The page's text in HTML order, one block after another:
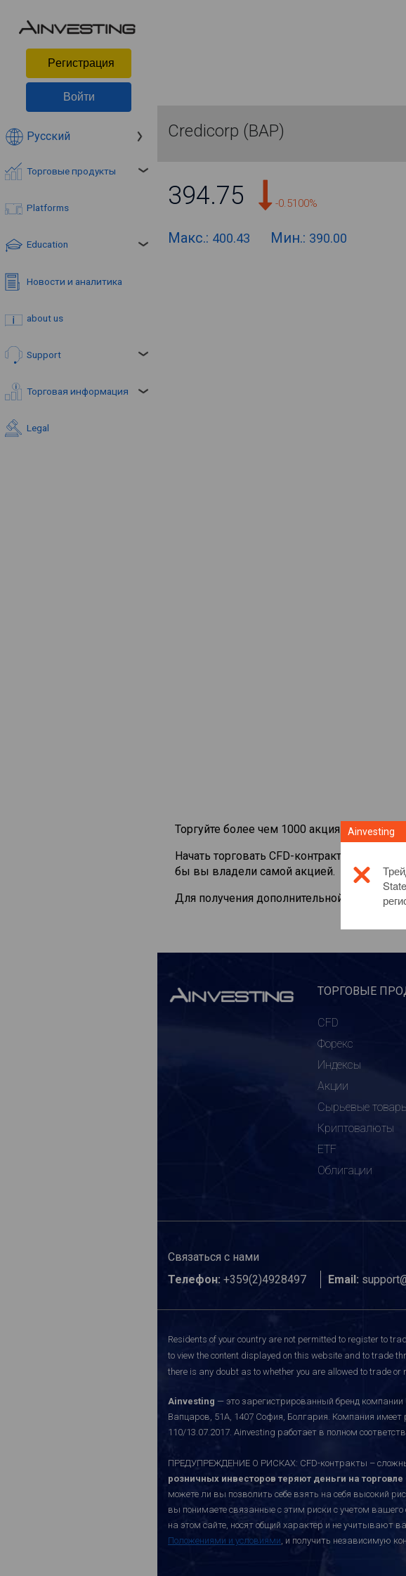
Pегистрация
Войти
Русский
Торговые продукты
Platforms
Education
Новости и аналитика
about us
Support
Торговая информация
Legal
Credicorp (BAP)
394.75 -0.5100%
Макс.: 400.43 Мин.: 390.00
Торгуйте более чем 1000 акциями со
Начать торговать CFD-контрактами на
бы вы владели самой акцией.
Для получения дополнительной
ТОРГОВЫЕ
CFD
Форекс
Индексы
Акции
Сырьевые
Криптовалюты
ETF
Облигации
Связаться с нами
Телефон: +359(2)4928497 Email:
Residents of your country are not permitted to register to
to view the content displayed on this website and to trade
there is any doubt as to whether you are allowed to trade or
Ainvesting — это зарегистрированный бренд
Вапцаров, 51A, 1407 София, Болгария. Компания имеет
110/13.07.2017. Ainvesting работает в полном
ПРЕДУПРЕЖДЕНИЕ О РИСКАХ: CFD-контракты – сложные
розничных инвесторов теряют деньги на
можете ли вы позволить себе взять на себя высокий
вы понимаете связанные с этим риски с учетом
на этом сайте, носят общий характер и не учитывают
Положениями и условиями, и получить независимую
Ainvesting